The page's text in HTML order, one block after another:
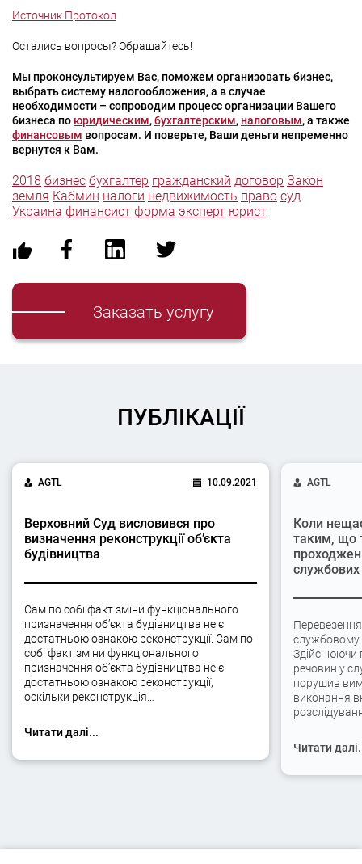
Источник Протокол
Остались вопросы? Обращайтесь!
Мы проконсультируем Вас, поможем организовать бизнес,
выбрать систему налогообложения, а в случае
необходимости – сопроводим процесс организации Вашего
бизнеса по юридическим,бухгалтерским, налоговым, а также
финансовым вопросам. И поверьте, Ваши деньги непременно
вернутся к Вам.
2018 бизнес бухгалтер гражданский договор Закон
земля Кабмин налоги недвижимость право суд
Украина финансист форма эксперт юрист
Заказать услугу
ПУБЛІКАЦІЇ
AGTL 10.09.2021
Верховний Суд висловився про
визначення реконструкції об’єкта
будівництва
Сам по собі факт зміни функціонального
призначення об’єкта будівництва не є
достатньою ознакою реконструкції. Сам по
собі факт зміни функціонального
призначення об’єкта будівництва не є
достатньою ознакою реконструкції,
оскільки реконструкція…
Читати далі...
AGTL
Коли
таким, що
службових
службовому
Здійснюючи
речовин у
порушив
виконання
Читати